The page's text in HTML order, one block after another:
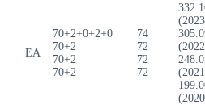
EA
70+2+0+2+0
70+2
70+2
70+2
74
72
72
72